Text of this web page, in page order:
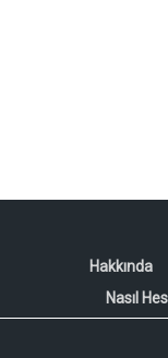
Hakkında
Nasıl